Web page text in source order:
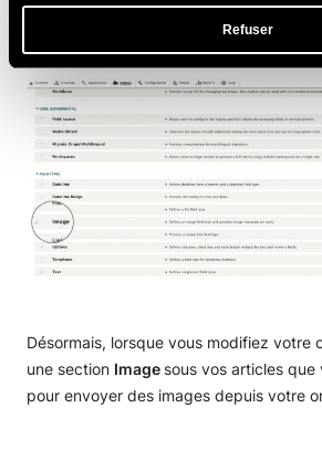
Refuser
vous assurer qu’il est activé depuis la
Désormais, lorsque vous modifiez votre
une section Image sous vos articles
pour envoyer des images depuis votre